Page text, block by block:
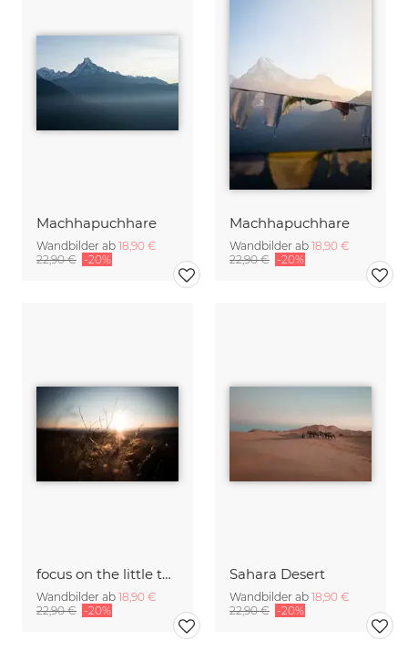
Machhapuchhare
Wandbilder ab 18,90 €
22,90 € -20%
Machhapuchhare
Wandbilder ab 18,90 €
22,90 € -20%
focus on the little things
Wandbilder ab 18,90 €
22,90 € -20%
Sahara Desert
Wandbilder ab 18,90 €
22,90 € -20%